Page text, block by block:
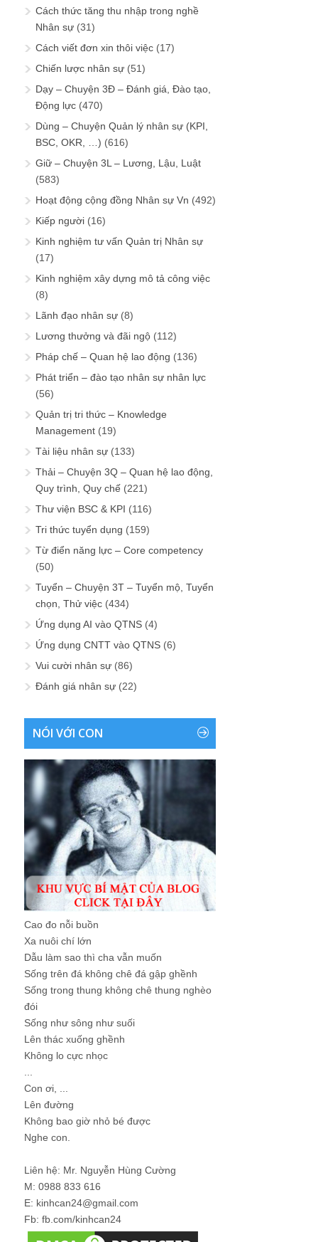
Cách thức tăng thu nhập trong nghề
Nhân sự (31)
Cách viết đơn xin thôi việc (17)
Chiến lược nhân sự (51)
Dạy – Chuyện 3Đ – Đánh giá, Đào tạo,
Động lực (470)
Dùng – Chuyện Quản lý nhân sự (KPI,
BSC, OKR, …) (616)
Giữ – Chuyện 3L – Lương, Lậu, Luật
(583)
Hoạt động cộng đồng Nhân sự Vn (492)
Kiếp người (16)
Kinh nghiệm tư vấn Quản trị Nhân sự
(17)
Kinh nghiệm xây dựng mô tả công việc
(8)
Lãnh đạo nhân sự (8)
Lương thưởng và đãi ngộ (112)
Pháp chế – Quan hệ lao động (136)
Phát triển – đào tạo nhân sự nhân lực
(56)
Quản trị tri thức – Knowledge
Management (19)
Tài liệu nhân sự (133)
Thải – Chuyện 3Q – Quan hệ lao động,
Quy trình, Quy chế (221)
Thư viện BSC & KPI (116)
Tri thức tuyển dụng (159)
Từ điển năng lực – Core competency
(50)
Tuyển – Chuyện 3T – Tuyển mộ, Tuyển
chọn, Thử việc (434)
Ứng dụng AI vào QTNS (4)
Ứng dụng CNTT vào QTNS (6)
Vui cười nhân sự (86)
Đánh giá nhân sự (22)
NÓI VỚI CON
Cao đo nỗi buồn
Xa nuôi chí lớn
Dẫu làm sao thì cha vẫn muốn
Sống trên đá không chê đá gập ghềnh
Sống trong thung không chê thung nghèo
đói
Sống như sông như suối
Lên thác xuống ghềnh
Không lo cực nhọc
Con ơi, ...
Lên đường
Không bao giờ nhỏ bé được
Nghe con.
Liên hệ: Mr. Nguyễn Hùng Cường
M: 0988 833 616
E: kinhcan24@gmail.com
Fb: fb.com/kinhcan24